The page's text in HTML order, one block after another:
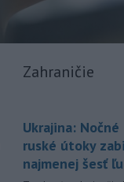
Zahraničie
Ukrajina: Nočné
ruské útoky
najmenej šesť